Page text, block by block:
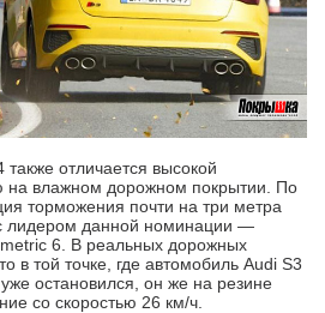
отличается высокой
на влажном дорожном покрытии. По
торможения почти на три метра
лидером данной номинации —
6. В реальных дорожных
в той точке, где автомобиль Audi S3
остановился, он же на резине
со скоростью 26 км/ч.